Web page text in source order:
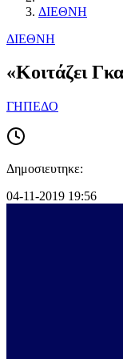
ΔΙΕΘΝΗ
ΔΙΕΘΝΗ
«Κοιτάζει
ΓΗΠΕΔΟ
Δημοσιευτηκε:
04-11-2019 19:56